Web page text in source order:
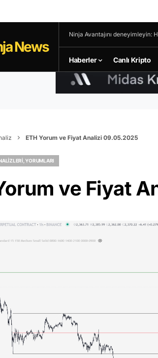
News
Ninja Avantajını deneyimleyin:
Haberler Canlı Kripto
ETH Yorum ve Fiyat Analizi 09.05.2025
YORUMLARI
ve Fiyat